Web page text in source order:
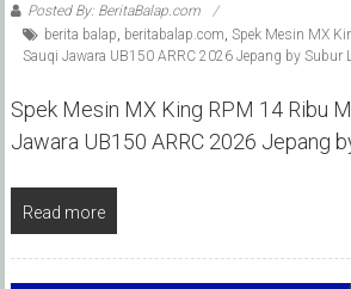
Posted By: BeritaBalap.com
berita balap beritabalap.com Spek Mesin MX
Sauqi Jawara UB150 ARRC 2026 Jepang by Subur
Spek Mesin MX King RPM 14 Ribu
Jawara UB150 ARRC 2026 Jepang
Read more